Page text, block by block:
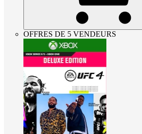
OFFRES DE 5 VENDEURS